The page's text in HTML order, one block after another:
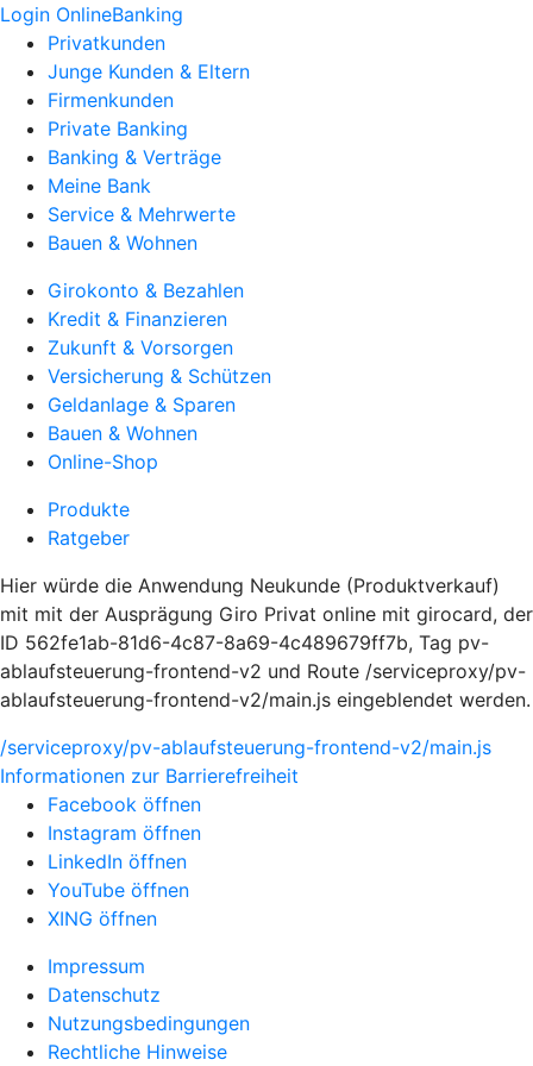
Login OnlineBanking
Privatkunden
Junge Kunden & Eltern
Firmenkunden
Private Banking
Banking & Verträge
Meine Bank
Service & Mehrwerte
Bauen & Wohnen
Girokonto & Bezahlen
Kredit & Finanzieren
Zukunft & Vorsorgen
Versicherung & Schützen
Geldanlage & Sparen
Bauen & Wohnen
Online-Shop
Produkte
Ratgeber
Hier würde die Anwendung Neukunde (Produktverkauf)
mit mit der Ausprägung Giro Privat online mit girocard, der
ID 562fe1ab-81d6-4c87-8a69-4c489679ff7b, Tag pv-
ablaufsteuerung-frontend-v2 und Route /serviceproxy/pv-
ablaufsteuerung-frontend-v2/main.js eingeblendet werden.
/serviceproxy/pv-ablaufsteuerung-frontend-v2/main.js
Informationen zur Barrierefreiheit
Facebook öffnen
Instagram öffnen
LinkedIn öffnen
YouTube öffnen
XING öffnen
Impressum
Datenschutz
Nutzungsbedingungen
Rechtliche Hinweise